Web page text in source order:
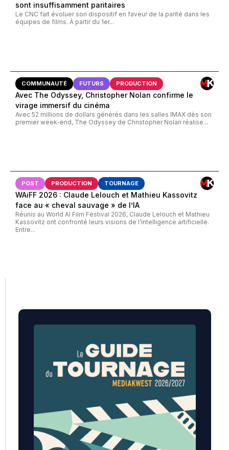
sont insuffisamment paritaires
Le CNC fait évoluer son dispositif en faveur de la parité dans les
équipes de films. À partir du 1er...
COMMUNAUTÉ FUTURS PRODUCTION
Avec The Odyssey, Christopher Nolan confirme le
virage immersif du cinéma
Avec 52 millions de dollars générés dans les salles IMAX dès son
premier week-end, The Odyssey de Christopher Nolan réalise...
POST PRODUCTION TOURNAGE
WAiFF 2026 : Claude Lelouch et Mathieu Kassovitz
face au « cheval sauvage » de l’IA
Réunis au World AI Film Festival 2026, Claude Lelouch et Mathieu
Kassovitz ont confronté leurs visions de l’intelligence artificielle.
Entre...